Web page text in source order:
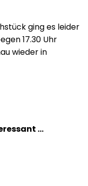
ging es leider
17.30 Uhr
wieder in
…